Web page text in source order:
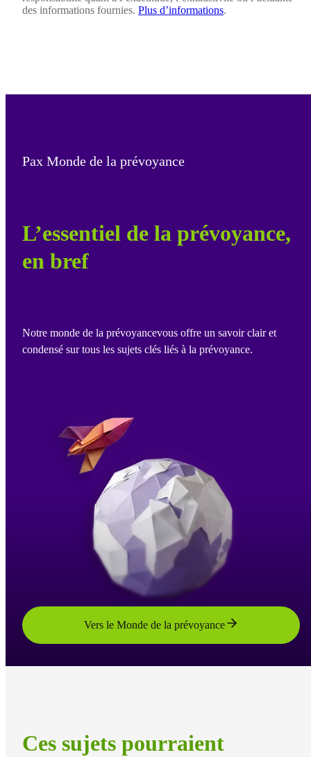
des informations fournies. Plus d’informations.
Pax Monde de la prévoyance
L’essentiel de la prévoyance,
en bref
Notre monde de la prévoyancevous offre un savoir clair et
condensé sur tous les sujets clés liés à la prévoyance.
Vers le Monde de la prévoyance
Ces sujets pourraient